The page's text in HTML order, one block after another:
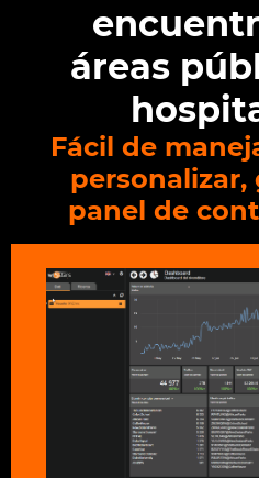
áreas
Fácil de
personalizar,
panel de